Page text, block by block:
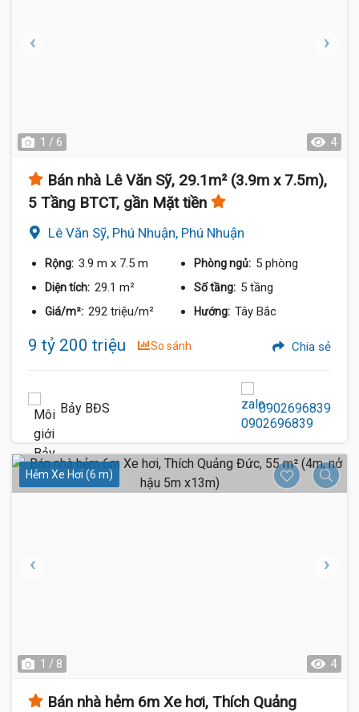
1 / 6 4
Bán nhà Lê Văn Sỹ, 29.1m² (3.9m x 7.5m),
5 Tầng BTCT, gần Mặt tiền
Lê Văn Sỹ, Phú Nhuận, Phú Nhuận
Rộng: 3.9 m x 7.5 m Phòng ngủ: 5 phòng
Diện tích: 29.1 m² Số tầng: 5 tầng
Giá/m²: 292 triệu/m² Hướng: Tây Bắc
9 tỷ 200 triệu So sánh Chia sẻ
Bảy BĐS 0902696839
Hẻm Xe Hơi (6 m)
1 / 8 4
Bán nhà hẻm 6m Xe hơi, Thích Quảng